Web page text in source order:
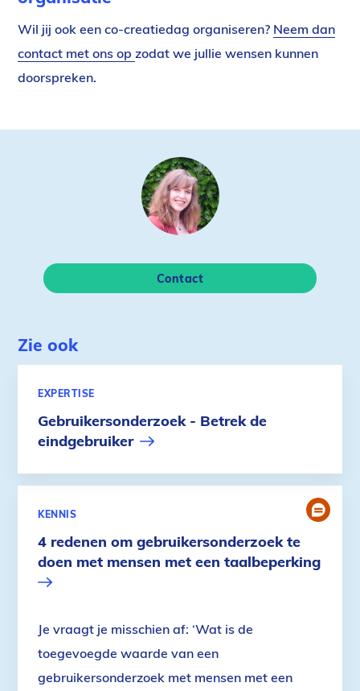
Wil jij ook een co-creatiedag organiseren? Neem dan
contact met ons opzodat we jullie wensen kunnen
doorspreken.
Contact
Zie ook
Gebruikersonderzoek - Betrek de
eindgebruiker
EXPERTISE
4 redenen om gebruikersonderzoek te
doen met mensen met een taalbeperking
KENNIS
Je vraagt je misschien af: ‘Wat is de
toegevoegde waarde van een
gebruikersonderzoek met mensen met een